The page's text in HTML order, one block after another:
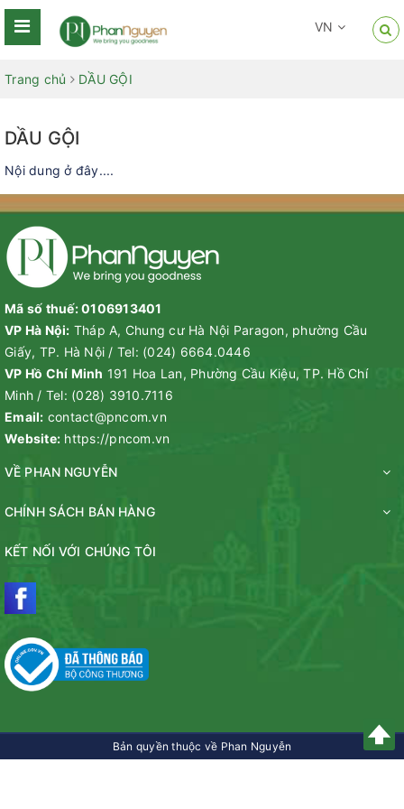
VN
Trang chủ DẦU GỘI
DẦU GỘI
Nội dung ở đây....
Mã số thuế: 0106913401
VP Hà Nội: Tháp A, Chung cư Hà Nội Paragon, phường Cầu
Giấy, TP. Hà Nội / Tel: (024) 6664.0446
VP Hồ Chí Minh 191 Hoa Lan, Phường Cầu Kiệu, TP. Hồ Chí
Minh / Tel: (028) 3910.7116
Email: contact@pncom.vn
Website: https://pncom.vn
VỀ PHAN NGUYỄN
CHÍNH SÁCH BÁN HÀNG
KẾT NỐI VỚI CHÚNG TÔI
Bản quyền thuộc về Phan Nguyễn